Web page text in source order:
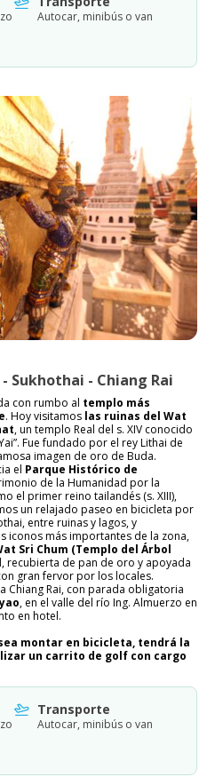
Autocar, minibús o van
Sukhothai - Chiang Rai
con rumbo al templo más
. Hoy visitamos las ruinas del Wat
, un templo Real del s. XIV conocido
Fue fundado por el rey Lithai de
imagen de oro de Buda.
el Parque Histórico de
de la Humanidad por la
el primer reino tailandés (s. XIII),
un relajado paseo en bicicleta por
entre ruinas y lagos, y
iconos más importantes de la zona,
Sri Chum (Templo del Árbol
recubierta de pan de oro y apoyada
gran fervor por los locales.
Chiang Rai, con parada obligatoria
, en el valle del río Ing. Almuerzo en
en hotel.
montar en bicicleta, tendrá la
un carrito de golf con cargo
Transporte
Autocar, minibús o van